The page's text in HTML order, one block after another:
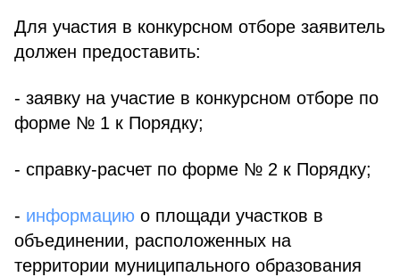
Для участия в конкурсном отборе заявитель
должен предоставить:
- заявку на участие в конкурсном отборе по
форме № 1 к Порядку;
- справку-расчет по форме № 2 к Порядку;
- информацию о площади участков в
объединении, расположенных на
территории муниципального образования